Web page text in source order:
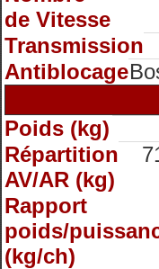
de Vitesse
Transmission
Antiblocage
Poids (kg)
Répartition
AV/AR (kg)
Rapport
poids/
(kg/ch)